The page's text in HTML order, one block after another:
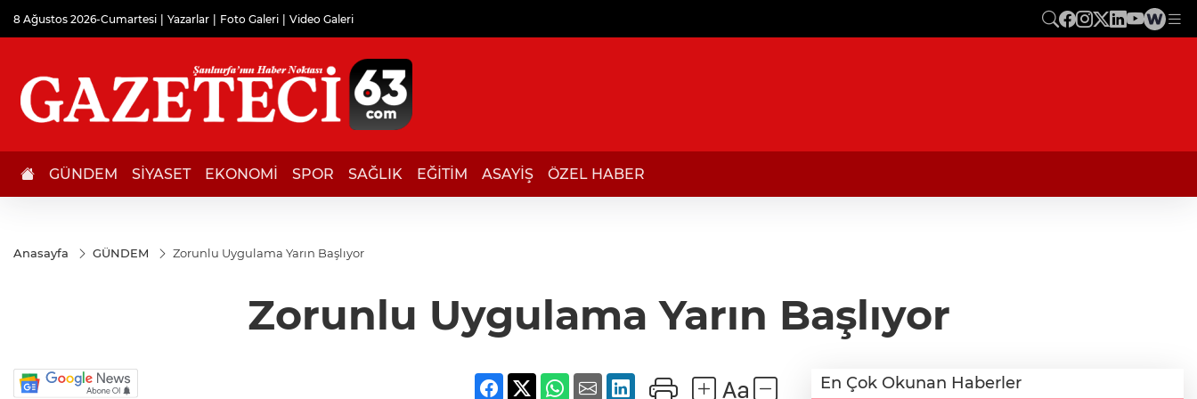
8 Ağustos 2026-Cumartesi Yazarlar Foto Galeri Video Galeri
GÜNDEM SİYASET EKONOMİ SPOR SAĞLIK EĞİTİM ASAYİŞ ÖZEL HABER
Anasayfa GÜNDEM Zorunlu Uygulama Yarın Başlıyor
Zorunlu Uygulama Yarın Başlıyor
En Çok Okunan Haberler